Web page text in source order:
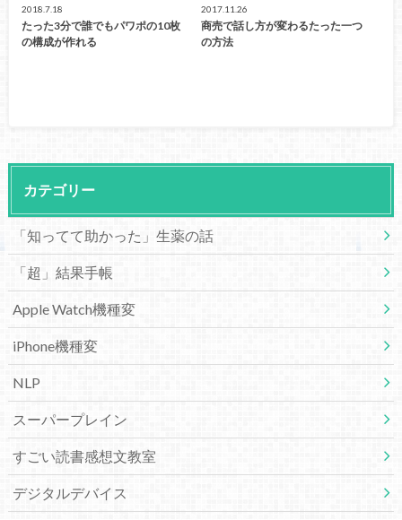
2018.7.18
たった3分で誰でもパワポの10枚
の構成が作れる
2017.11.26
商売で話し方が変わるたった一つ
の方法
カテゴリー
「知ってて助かった」生薬の話
「超」結果手帳
Apple Watch機種変
iPhone機種変
NLP
スーパープレイン
すごい読書感想文教室
デジタルデバイス